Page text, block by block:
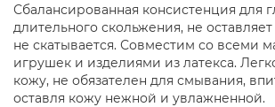
Сбалансированная консистенция для
длительного скольжения, не
не скатывается. Совместим со всеми
игрушек и изделиями из латекса.
кожу, не обязателен для смывания,
оставля кожу нежной и увлажненной.